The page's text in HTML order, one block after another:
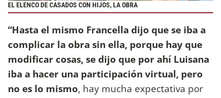
EL ELENCO DE CASADOS CON HIJOS, LA OBRA
“Hasta el mismo Francella dijo que se iba a
complicar la obra sin ella, porque hay que
modificar cosas, se dijo que por ahí Luisana
iba a hacer una participación virtual, pero
no es lo mismo, hay mucha expectativa por